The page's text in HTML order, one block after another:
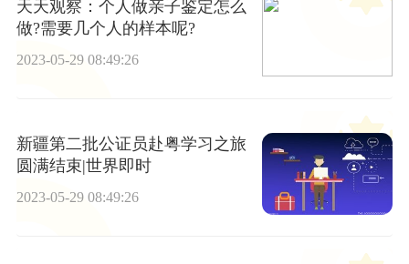
天天观察：个人做亲子鉴定怎么
做?需要几个人的样本呢?
2023-05-29 08:49:26
新疆第二批公证员赴粤学习之旅
圆满结束|世界即时
2023-05-29 08:49:26